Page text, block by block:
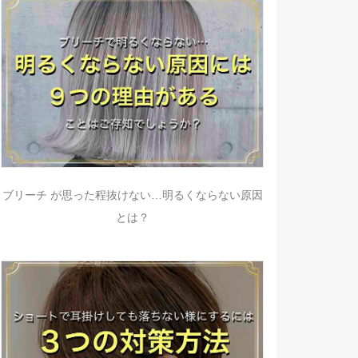
ブリーチ が思った程抜けない…明るくならない原因
とは？